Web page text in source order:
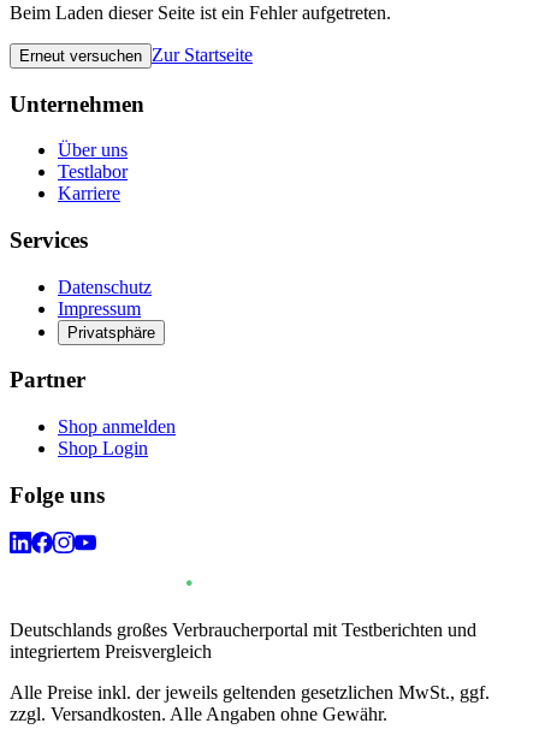
Beim Laden dieser Seite ist ein Fehler aufgetreten.
Erneut versuchen Zur Startseite
Unternehmen
Über uns
Testlabor
Karriere
Services
Datenschutz
Impressum
Privatsphäre
Partner
Shop anmelden
Shop Login
Folge uns
Deutschlands großes Verbraucherportal mit Testberichten und
integriertem Preisvergleich
Alle Preise inkl. der jeweils geltenden gesetzlichen MwSt., ggf.
zzgl. Versandkosten. Alle Angaben ohne Gewähr.